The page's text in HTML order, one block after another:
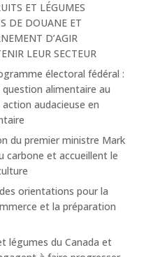
ET LÉGUMES
DE DOUANE ET
D’AGIR
LEUR SECTEUR
électoral fédéral :
alimentaire au
audacieuse en
du premier ministre Mark
carbone et accueillent le
orientations pour la
et la préparation
légumes du Canada et